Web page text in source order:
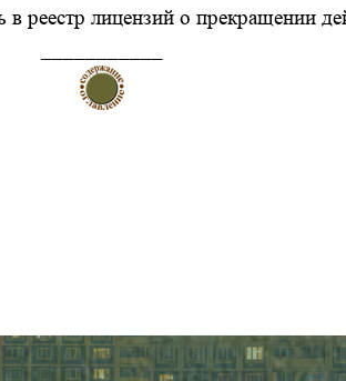
в реестр лицензий о прекращении